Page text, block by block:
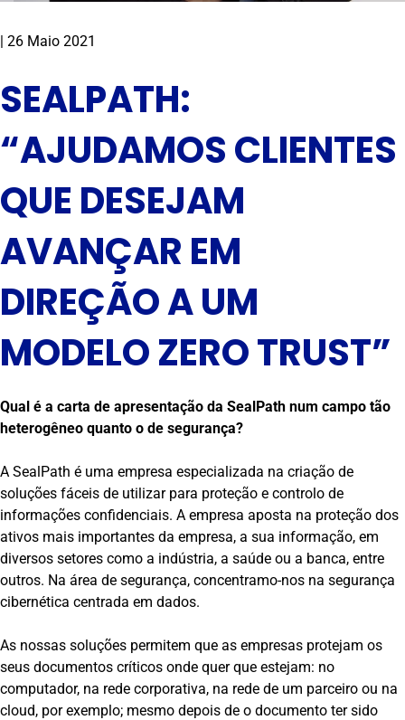
| 26 Maio 2021
SEALPATH:
“AJUDAMOS CLIENTES
QUE DESEJAM
AVANÇAR EM
DIREÇÃO A UM
MODELO ZERO TRUST”
Qual é a carta de apresentação da SealPath num campo tão
heterogêneo quanto o de segurança?
A SealPath é uma empresa especializada na criação de
soluções fáceis de utilizar para proteção e controlo de
informações confidenciais. A empresa aposta na proteção dos
ativos mais importantes da empresa, a sua informação, em
diversos setores como a indústria, a saúde ou a banca, entre
outros. Na área de segurança, concentramo-nos na segurança
cibernética centrada em dados.
As nossas soluções permitem que as empresas protejam os
seus documentos críticos onde quer que estejam: no
computador, na rede corporativa, na rede de um parceiro ou na
cloud, por exemplo; mesmo depois de o documento ter sido